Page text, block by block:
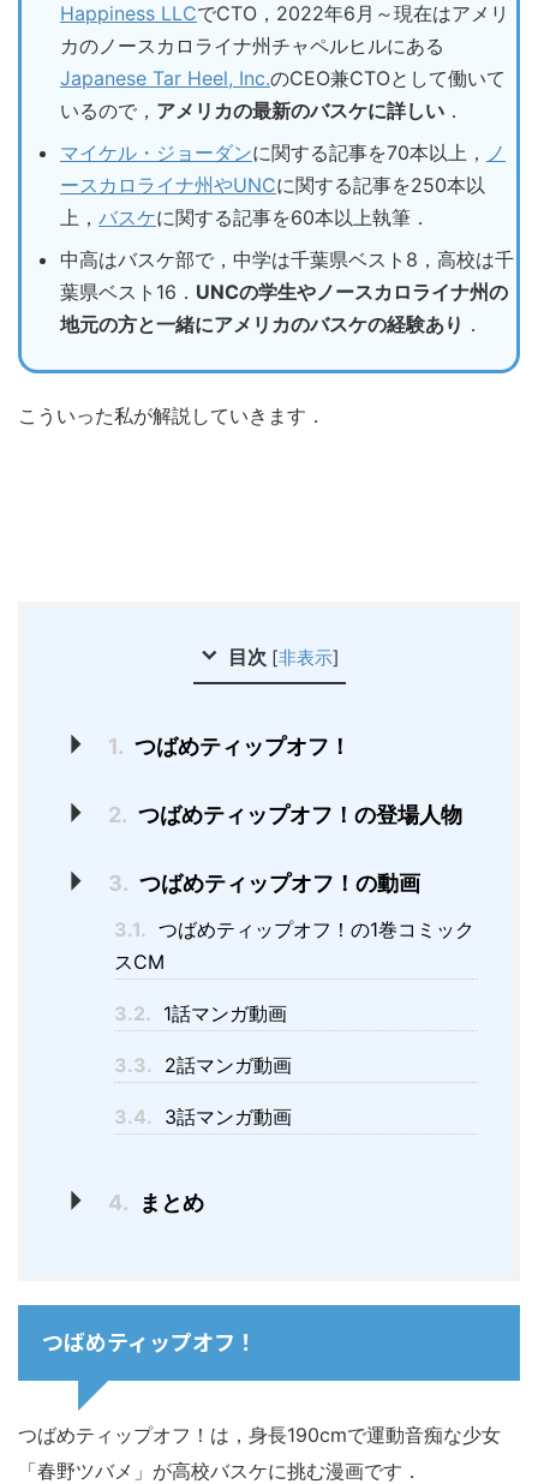
Happiness LLCでCTO，2022年6月～現在はアメリ
カのノースカロライナ州チャペルヒルにある
Japanese Tar Heel, Inc.のCEO兼CTOとして働いて
いるので， アメリカの最新のバスケに詳しい ．
マイケル・ジョーダンに関する記事を70本以上， ノ
ースカロライナ州やUNCに関する記事を250本以
上， バスケに関する記事を60本以上執筆．
中高はバスケ部で，中学は千葉県ベスト8，高校は千
葉県ベスト16． UNCの学生やノースカロライナ州の
地元の方と一緒にアメリカのバスケの経験あり ．
こういった私が解説していきます．
目次 [非表示]
1. つばめティップオフ！
2. つばめティップオフ！の登場人物
3. つばめティップオフ！の動画
3.1. つばめティップオフ！の1巻コミック
スCM
3.2. 1話マンガ動画
3.3. 2話マンガ動画
3.4. 3話マンガ動画
4. まとめ
つばめティップオフ！
つばめティップオフ！は，身長190cmで運動音痴な少女
「春野ツバメ」が高校バスケに挑む漫画です．